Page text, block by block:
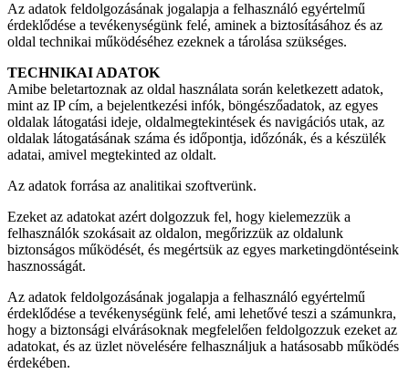
Az adatok feldolgozásának jogalapja a felhasználó egyértelmű
érdeklődése a tevékenységünk felé, aminek a biztosításához és az
oldal technikai működéséhez ezeknek a tárolása szükséges.
TECHNIKAI ADATOK
Amibe beletartoznak az oldal használata során keletkezett adatok,
mint az IP cím, a bejelentkezési infók, böngészőadatok, az egyes
oldalak látogatási ideje, oldalmegtekintések és navigációs utak, az
oldalak látogatásának száma és időpontja, időzónák, és a készülék
adatai, amivel megtekinted az oldalt.
Az adatok forrása az analitikai szoftverünk.
Ezeket az adatokat azért dolgozzuk fel, hogy kielemezzük a
felhasználók szokásait az oldalon, megőrizzük az oldalunk
biztonságos működését, és megértsük az egyes marketingdöntéseink
hasznosságát.
Az adatok feldolgozásának jogalapja a felhasználó egyértelmű
érdeklődése a tevékenységünk felé, ami lehetővé teszi a számunkra,
hogy a biztonsági elvárásoknak megfelelően feldolgozzuk ezeket az
adatokat, és az üzlet növelésére felhasználjuk a hatásosabb működés
érdekében.